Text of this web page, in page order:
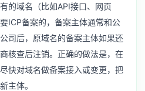
的域名（比如API接口、网页
ICP备案的，备案主体通常和公
司后，原域名的备案主体如果还
核查后注销。正确的做法是，在
快对域名做备案接入或变更，把
主体。